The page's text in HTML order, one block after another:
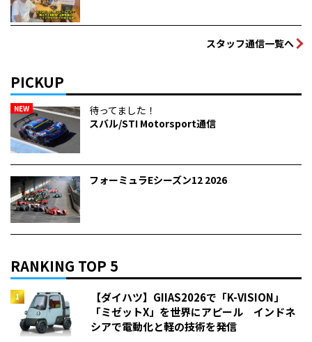
スタッフ通信一覧へ
PICKUP
NEW
待ってました！
スバル/STI Motorsport通信
フォーミュラEシーズン12 2026
RANKING TOP 5
【ダイハツ】GIIAS2026で「K-VISION」
「ミゼットX」を世界にアピール インドネ
シアで電動化と軽の技術を発信